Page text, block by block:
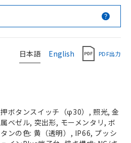
日本語 English PDF出力
押ボタンスイッチ（φ30）, 照光, 金
属ベゼル, 突出形, モーメンタリ, ボ
タンの色: 黄（透明）, IP66, プッシ